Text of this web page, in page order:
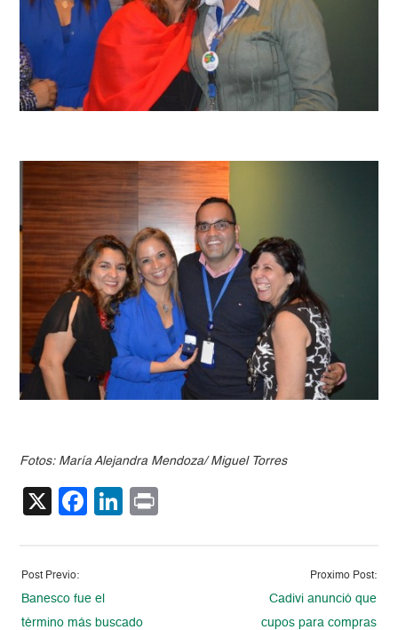
Fotos: María Alejandra Mendoza/ Miguel Torres
X Facebook
LinkedIn
Post Previo:
Banesco fue el
término más buscado
Proximo Post:
Cadivi anunció que
cupos para compras